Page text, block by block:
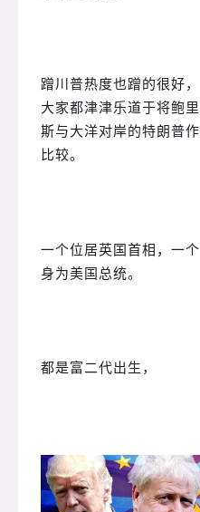
蹭川普热度也蹭的很好，
大家都津津乐道于将鲍里
斯与大洋对岸的特朗普作
比较。
一个位居英国首相，一个
身为美国总统。
都是富二代出生，